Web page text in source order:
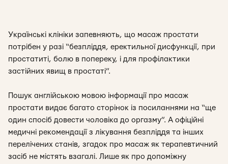
Українські клініки запевняють, що масаж простати
потрібен у разі “безпліддя, еректильної дисфункції, при
простатиті, болю в попереку, і для профілактики
застійних явищ в простаті”.
Пошук англійською мовою інформації про масаж
простати видає багато сторінок із посиланнями на “ще
один спосіб довести чоловіка до оргазму”. А офіційні
медичні рекомендації з лікування безпліддя та інших
перелічених станів, згадок про масаж як терапевтичний
засіб не містять взагалі. Лише як про допоміжну